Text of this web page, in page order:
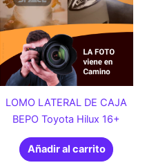
LOMO LATERAL DE CAJA
BEPO Toyota Hilux 16+
Añadir al carrito